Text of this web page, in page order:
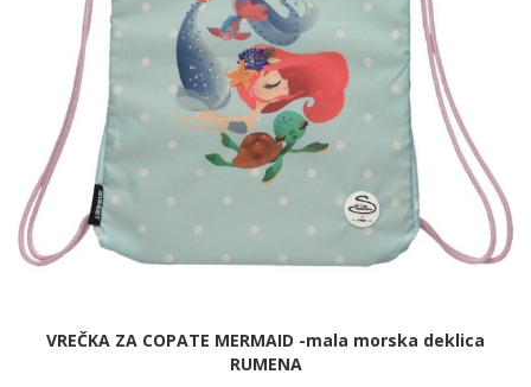
VREČKA ZA COPATE MERMAID -mala morska deklica
RUMENA